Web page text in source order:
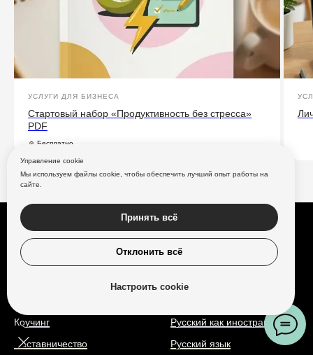
УСЛУГИ ДЛЯ БИЗНЕСА
Стартовый набор «Продуктивность без стресса»
PDF
☺ Бесплатно
НАПРАВЛЕНИЯ
ИИ-агенты
Коучинг
Наставничество
НАПРАВЛЕНИЯ
Английский
Русский как иностранный
Русский язык
Управление cookie
Мы используем файлы cookie, чтобы обеспечить лучший опыт работы на
сайте.
Принять всё
Отклонить всё
Настроить cookie